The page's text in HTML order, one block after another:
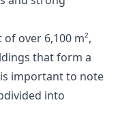
over 6,100 m²,
that form a
important to note
into